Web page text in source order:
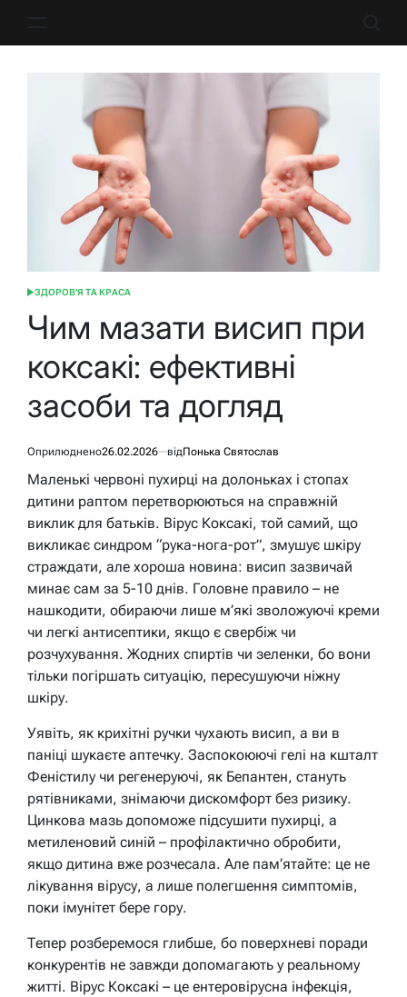
ОПУБЛІКУВАТИ
ЗДОРОВ'Я ТА КРАСА
Чим мазати висип при
коксакі: ефективні
засоби та догляд
Оприлюднено26.02.2026 відПонька Святослав
Маленькі червоні пухирці на долоньках і стопах
дитини раптом перетворюються на справжній
виклик для батьків. Вірус Коксакі, той самий, що
викликає синдром “рука-нога-рот”, змушує шкіру
страждати, але хороша новина: висип зазвичай
минає сам за 5-10 днів. Головне правило – не
нашкодити, обираючи лише м’які зволожуючі креми
чи легкі антисептики, якщо є свербіж чи
розчухування. Жодних спиртів чи зеленки, бо вони
тільки погіршать ситуацію, пересушуючи ніжну
шкіру.
Уявіть, як крихітні ручки чухають висип, а ви в
паніці шукаєте аптечку. Заспокоюючі гелі на кшталт
Феністилу чи регенеруючі, як Бепантен, стануть
рятівниками, знімаючи дискомфорт без ризику.
Цинкова мазь допоможе підсушити пухирці, а
метиленовий синій – профілактично обробити,
якщо дитина вже розчесала. Але пам’ятайте: це не
лікування вірусу, а лише полегшення симптомів,
поки імунітет бере гору.
Тепер розберемося глибше, бо поверхневі поради
конкурентів не завжди допомагають у реальному
житті. Вірус Коксакі – це ентеровірусна інфекція,